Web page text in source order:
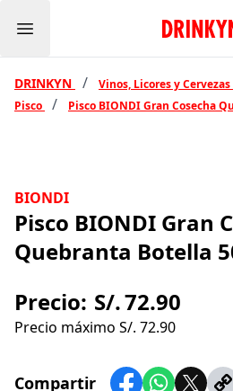
Menu
DRINKYN / Vinos, Licores y Cervezas
Pisco / Pisco BIONDI Gran Cosecha
BIONDI
Pisco BIONDI Gran
Quebranta Botella
Precio: S/.72.90
Precio máximo S/. 72.90
Compartir